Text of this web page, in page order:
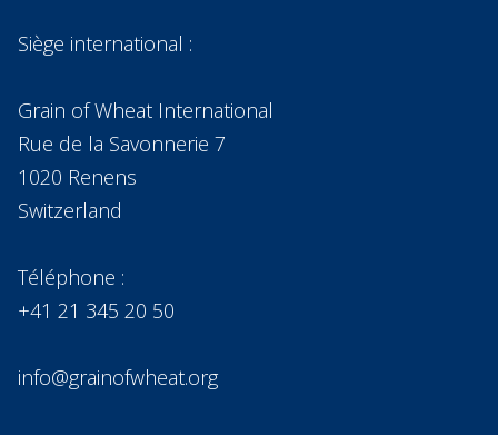
Siège international :
Grain of Wheat International
Rue de la Savonnerie 7
1020 Renens
Switzerland
Téléphone :
+41 21 345 20 50
info@grainofwheat.org